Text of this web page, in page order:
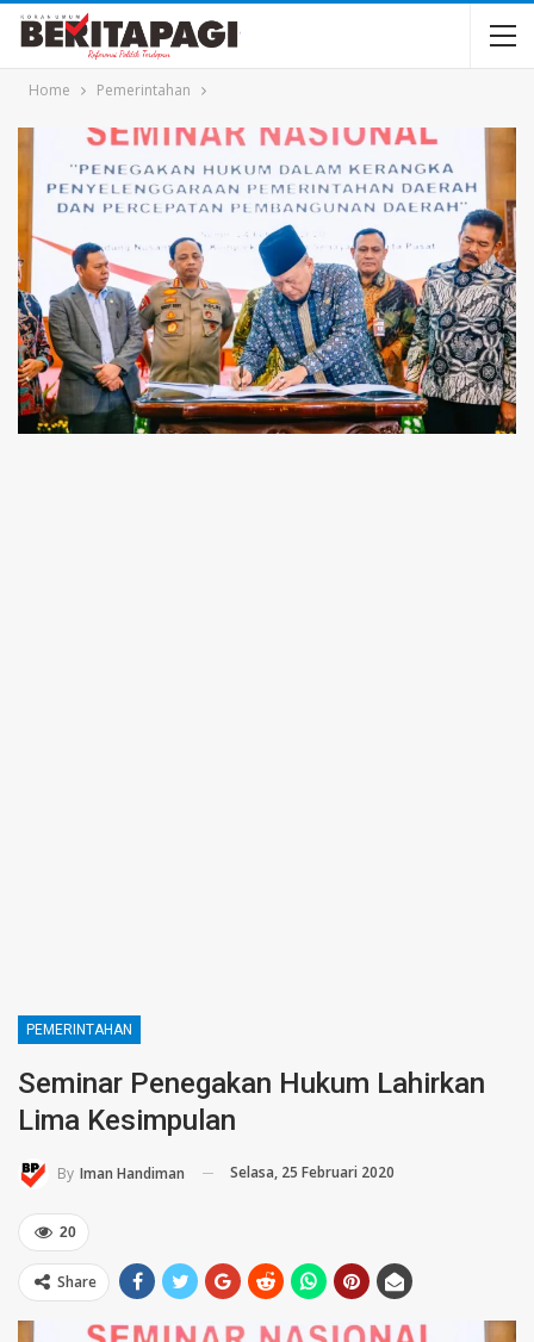
Home Pemerintahan
PEMERINTAHAN
Seminar Penegakan Hukum Lahirkan
Lima Kesimpulan
By Iman Handiman Selasa, 25 Februari 2020
20
Share